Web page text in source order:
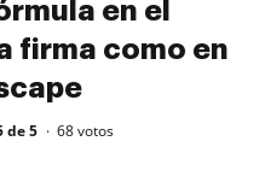
en el
firma como en
de 5 68votos